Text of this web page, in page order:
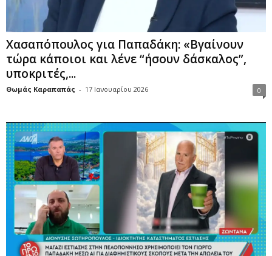
Χασαπόπουλος για Παπαδάκη: «Βγαίνουν
τώρα κάποιοι και λένε “ήσουν δάσκαλος”,
υποκριτές,...
Θωμάς Καραπαπάς - 17 Ιανουαρίου 2026 0